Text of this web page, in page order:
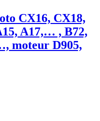
CX16, CX18,
A17,… , B72,
moteur D905,